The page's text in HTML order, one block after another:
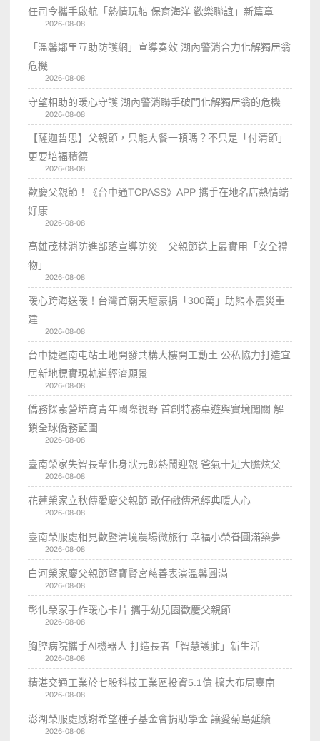
任司令攜手啟航「熱情玩船 保育海洋 歡樂聯誼」新篇章
2026-08-08
「溫馨鄰里互助防護網」宣導奏效 湖內警消合力化解獨居翁
危機
2026-08-08
守望相助的暖心守護 湖內警消聯手破門化解獨居翁的危機
2026-08-08
【薩迦哲思】父親節，只能大餐一頓嗎？不只是「付清節」
更要培福積德
2026-08-08
歡慶父親節！《台中通TCPASS》APP 攜手在地名店熱情端
好康
2026-08-08
高雄茂林消防進部落宣導防災 父親節送上最實用「安全禮
物」
2026-08-08
暖心跨海送暖！台灣首廟天壇豪捐「300萬」助熊本震災重
建
2026-08-08
台中捷運南屯站土地開發共構大樓開工動土 公私協力打造宜
居新地標實現軌道經濟願景
2026-08-08
僑務探索營培育青年國際視野 首創特務桌遊與實境闖關 解
鎖全球僑務藍圖
2026-08-08
臺南榮家失智長輩化身狀元郎熱鬧迎親 爸氣十足大膽炫父
2026-08-08
花蓮榮家立秋傳愛慶父親節 歌仔戲傳承經典暖人心
2026-08-08
臺南榮服處相見歡暨清境農場微旅行 幸福小榮眷圓滿築夢
2026-08-08
白河榮家慶父親節暨寶賢宮慈善表演溫馨圓滿
2026-08-08
彰化榮家手作暖心卡片 攜手幼兒園歡慶父親節
2026-08-08
胸腔病院攜手AI機器人 打造長者「智慧護肺」新生活
2026-08-08
精湛交通工業於七股科技工業區投資5.1億 擴大布局臺南
2026-08-08
澎湖榮服處感謝希望種子基金會捐助學金 讓愛菊島延續
2026-08-08